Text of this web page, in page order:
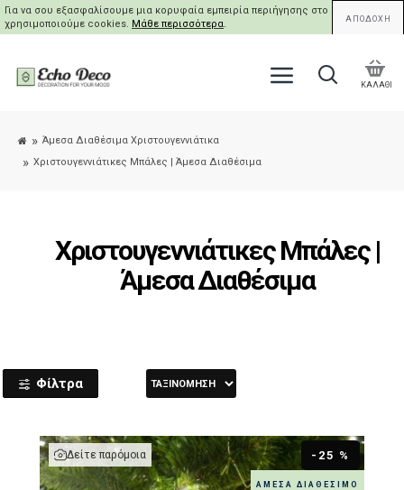
Για να σου εξασφαλίσουμε μια κορυφαία εμπειρία περιήγησης στο site μας,
χρησιμοποιούμε cookies. Μάθε περισσότερα. ΑΠΟΔΟΧΗ
ΚΑΛΑΘΙ
Άμεσα Διαθέσιμα Χριστουγεννιάτικα
Χριστουγεννιάτικες Μπάλες | Άμεσα Διαθέσιμα
Χριστουγεννιάτικες Μπάλες |
Άμεσα Διαθέσιμα
Φίλτρα
ΆΜΕΣΑ ΔΙΑΘΈΣΙΜΟ
-25 %
Δείτε παρόμοια